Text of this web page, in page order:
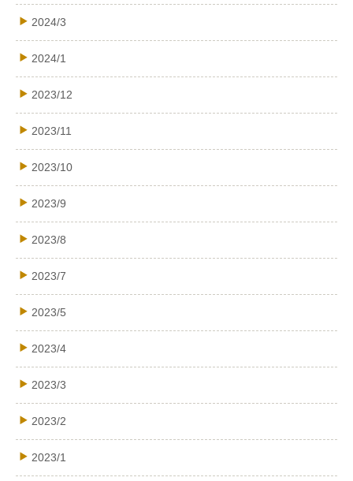
2024/3
2024/1
2023/12
2023/11
2023/10
2023/9
2023/8
2023/7
2023/5
2023/4
2023/3
2023/2
2023/1